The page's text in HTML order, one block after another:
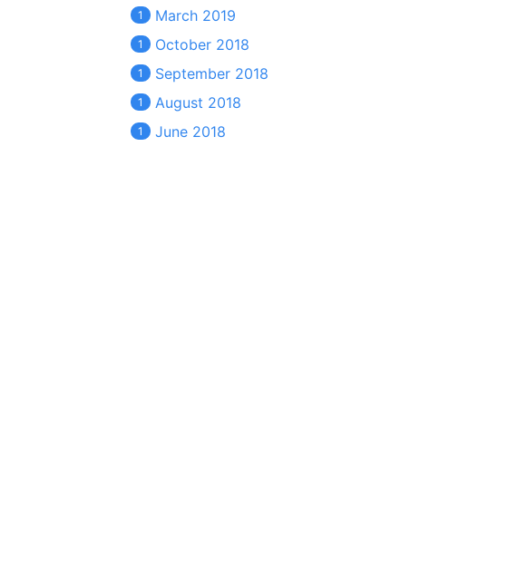
1 March 2019
1 October 2018
1 September 2018
1 August 2018
1 June 2018